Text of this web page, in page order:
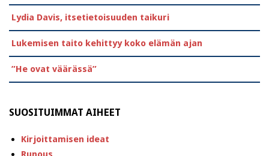
Lydia Davis, itsetietoisuuden taikuri
Lukemisen taito kehittyy koko elämän ajan
”He ovat väärässä”
SUOSITUIMMAT AIHEET
Kirjoittamisen ideat